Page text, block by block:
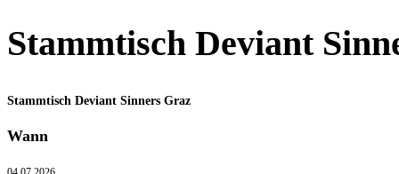
Stammtisch Deviant
Stammtisch Deviant Sinners Graz
Wann